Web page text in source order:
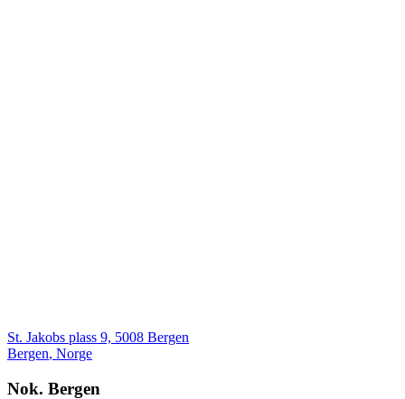
St. Jakobs plass 9, 5008 Bergen
Bergen, Norge
Nok. Bergen